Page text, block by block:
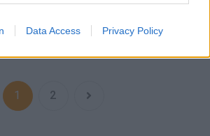
Data Access Privacy Policy
1 2